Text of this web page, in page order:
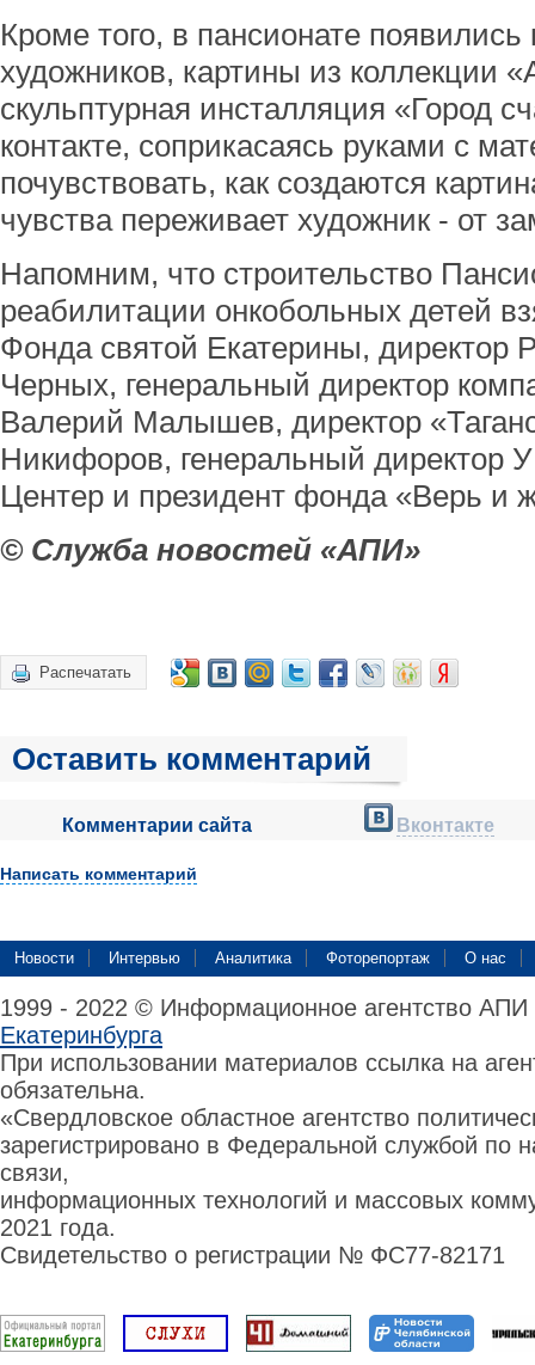
Кроме того, в пансионате
художников, картины из коллекции
скульптурная инсталляция «Город
контакте, соприкасаясь руками с
почувствовать, как создаются
чувства переживает художник - от
Напомним, что строительство
реабилитации онкобольных детей
Фонда святой Екатерины, директор
Черных, генеральный директор
Валерий Малышев, директор
Никифоров, генеральный директор
Центер и президент фонда «Верь и
© Служба новостей «АПИ»
Распечатать
Оставить комментарий
Комментарии сайта Вконтакте
Написать комментарий
Новости Интервью Аналитика Фоторепортаж О нас
1999 - 2022 © Информационное агентство
Екатеринбурга
При использовании материалов ссылка на
обязательна.
«Свердловское областное агентство
зарегистрировано в Федеральной службой по
связи,
информационных технологий и массовых
2021 года.
Свидетельство о регистрации № ФС77-82171